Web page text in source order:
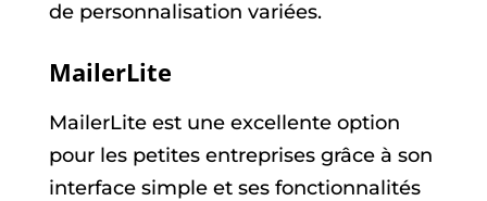
de personnalisation variées.
MailerLite
MailerLite est une excellente option
pour les petites entreprises grâce à son
interface simple et ses fonctionnalités